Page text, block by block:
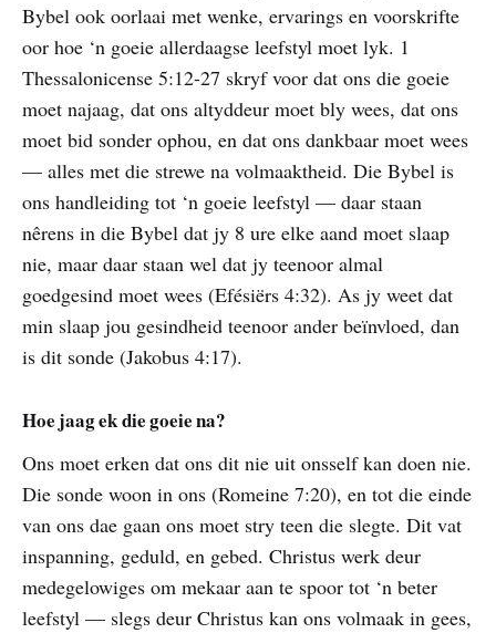
Bybel ook oorlaai met wenke, ervarings en voorskrifte
oor hoe ‘n goeie allerdaagse leefstyl moet lyk. 1
Thessalonicense 5:12-27 skryf voor dat ons die goeie
moet najaag, dat ons altyddeur moet bly wees, dat ons
moet bid sonder ophou, en dat ons dankbaar moet wees
— alles met die strewe na volmaaktheid. Die Bybel is
ons handleiding tot ‘n goeie leefstyl — daar staan
nêrens in die Bybel dat jy 8 ure elke aand moet slaap
nie, maar daar staan wel dat jy teenoor almal
goedgesind moet wees (Efésiërs 4:32). As jy weet dat
min slaap jou gesindheid teenoor ander beïnvloed, dan
is dit sonde (Jakobus 4:17).
Hoe jaag ek die goeie na?
Ons moet erken dat ons dit nie uit onsself kan doen nie.
Die sonde woon in ons (Romeine 7:20), en tot die einde
van ons dae gaan ons moet stry teen die slegte. Dit vat
inspanning, geduld, en gebed. Christus werk deur
medegelowiges om mekaar aan te spoor tot ‘n beter
leefstyl — slegs deur Christus kan ons volmaak in gees,